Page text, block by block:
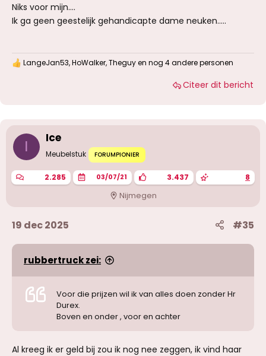
Niks voor mijn....
Ik ga geen geestelijk gehandicapte dame neuken.....
W
n
g
n
:
LangeJan53,HoWalker,Theguyen nog 4 andere personen
Citeer dit bericht
I
Ice
Meubelstuk FORUMPIONIER
2.285 03/07/21 3.437 8
Nijmegen
19 dec 2025 #35
rubbertruck zei:
Voor die prijzen wil ik van alles doen zonder Hr
Durex.
Boven en onder , voor en achter
Al kreeg ik er geld bij zou ik nog nee zeggen, ik vind haar